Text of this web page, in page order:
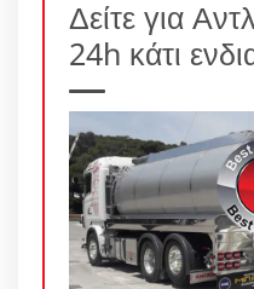
Δείτε για
24h κάτι